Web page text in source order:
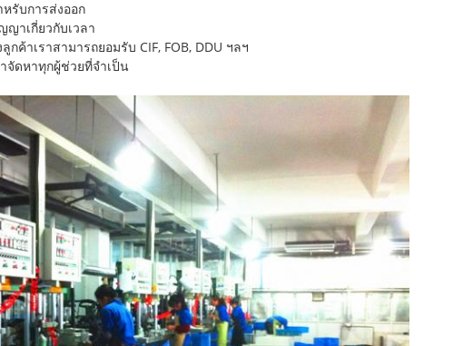
รับการส่งออก
ญาเกี่ยวกับเวลา
ค้าเราสามารถยอมรับ CIF, FOB, DDU ฯลฯ
จัดหาทุกผู้ช่วยที่จำเป็น